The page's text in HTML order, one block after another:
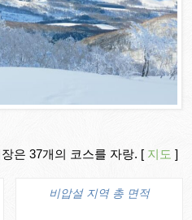
은 37개의 코스를 자랑. [ 지도 ]
비압설 지역 총 면적